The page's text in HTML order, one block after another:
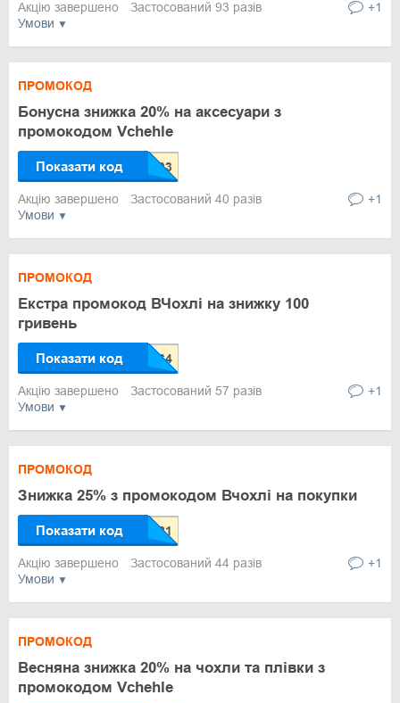
Умови
Акцію завершено Застосований 93 разів +1
Умови
ПРОМОКОД
Бонусна знижка 20% на аксесуари з
промокодом Vchehle
Показати код
Акцію завершено Застосований 40 разів +1
Умови
ПРОМОКОД
Екстра промокод ВЧохлі на знижку 100
гривень
Показати код
Акцію завершено Застосований 57 разів +1
Умови
ПРОМОКОД
Знижка 25% з промокодом Вчохлі на покупки
Показати код
Акцію завершено Застосований 44 разів +1
ПРОМОКОД
Весняна знижка 20% на чохли та плівки з
промокодом Vchehle